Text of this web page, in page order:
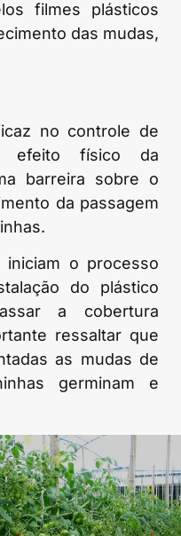
filmes plásticos
das mudas,
no controle de
efeito físico da
barreira sobre o
da passagem
iniciam o processo
do plástico
a cobertura
ressaltar que
as mudas de
germinam e